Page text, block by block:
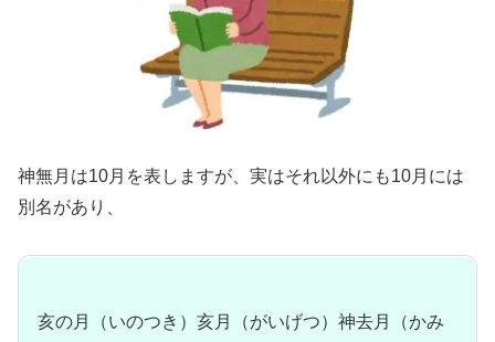
神無月は10月を表しますが、実はそれ以外にも10月には
別名があり、
亥の月（いのつき）亥月（がいげつ）神去月（かみ